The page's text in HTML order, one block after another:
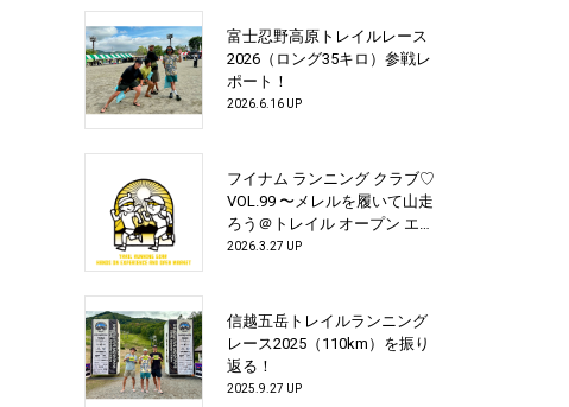
富士忍野高原トレイルレース
2026（ロング35キロ）参戦レ
ポート！
2026.6.16 UP
フイナム ランニング クラブ♡
VOL.99 〜メレルを履いて山走
ろう＠トレイル オープン エア
デモ 2026 スペシャル！〜
2026.3.27 UP
信越五岳トレイルランニング
レース2025（110km）を振り
返る！
2025.9.27 UP